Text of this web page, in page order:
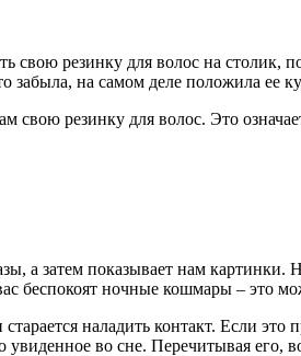
свою резинку для волос на
забыла, на самом деле положила ее
резинку для волос. Это
а затем показывает нам картинки.
ночные кошмары – это
наладить контакт. Если
во сне. Перечитывая его,